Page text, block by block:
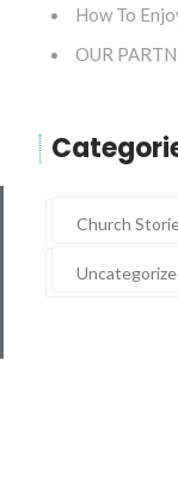
How To
OUR
Church